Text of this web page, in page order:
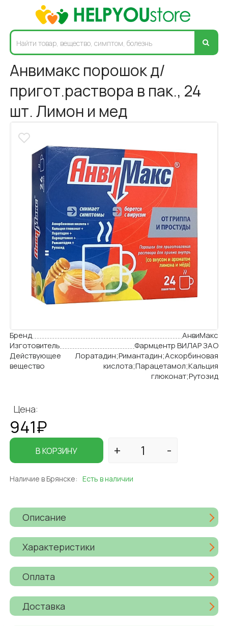
Анвимакс порошок д/
пригот.раствора в пак., 24
шт. Лимон и мед
Бренд
АнвиМакс
Изготовитель
Фармцентр ВИЛАР ЗАО
Действующее
вещество
Лоратадин;Римантадин;Аскорбиновая
кислота;Парацетамол;Кальция
глюконат;Рутозид
Цена:
941₽
В КОРЗИНУ
Наличие в Брянске: Есть в наличии
Описание
Характеристики
Оплата
Доставка